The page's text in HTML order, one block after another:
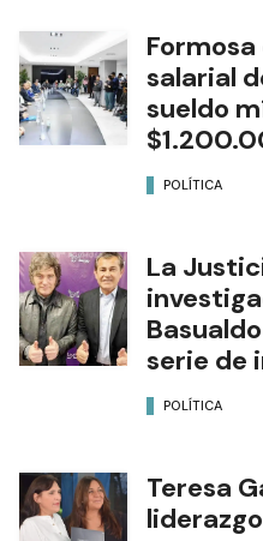
salarial
sueldo
POLÍTICA
La
serie de
POLÍTICA
Teresa